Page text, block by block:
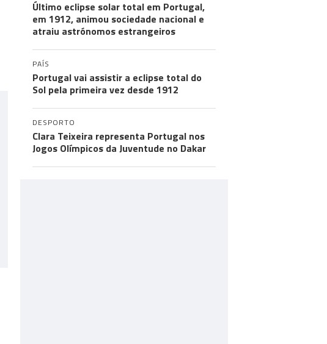
Último eclipse solar total em Portugal,
em 1912, animou sociedade nacional e
atraiu astrónomos estrangeiros
PAÍS
Portugal vai assistir a eclipse total do
Sol pela primeira vez desde 1912
DESPORTO
Clara Teixeira representa Portugal nos
Jogos Olímpicos da Juventude no Dakar